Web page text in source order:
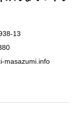
13
masazumi.info